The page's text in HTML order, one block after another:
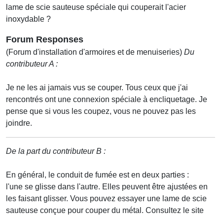
lame de scie sauteuse spéciale qui couperait l'acier
inoxydable ?
Forum Responses
(Forum d'installation d'armoires et de menuiseries) Du
contributeur A :
Je ne les ai jamais vus se couper. Tous ceux que j'ai
rencontrés ont une connexion spéciale à encliquetage. Je
pense que si vous les coupez, vous ne pouvez pas les
joindre.
De la part du contributeur B :
En général, le conduit de fumée est en deux parties :
l'une se glisse dans l'autre. Elles peuvent être ajustées en
les faisant glisser. Vous pouvez essayer une lame de scie
sauteuse conçue pour couper du métal. Consultez le site